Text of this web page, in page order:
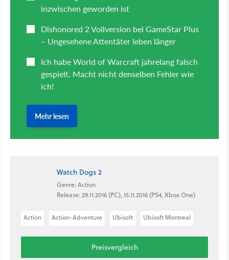
Watch Dogs 2
Genre: Action
Release: 29.11.2016 (PC), 15.11.2016 (PS4, Xbox One)
Action Action-Adventure Ubisoft Ubisoft Montreal
Preisvergleich